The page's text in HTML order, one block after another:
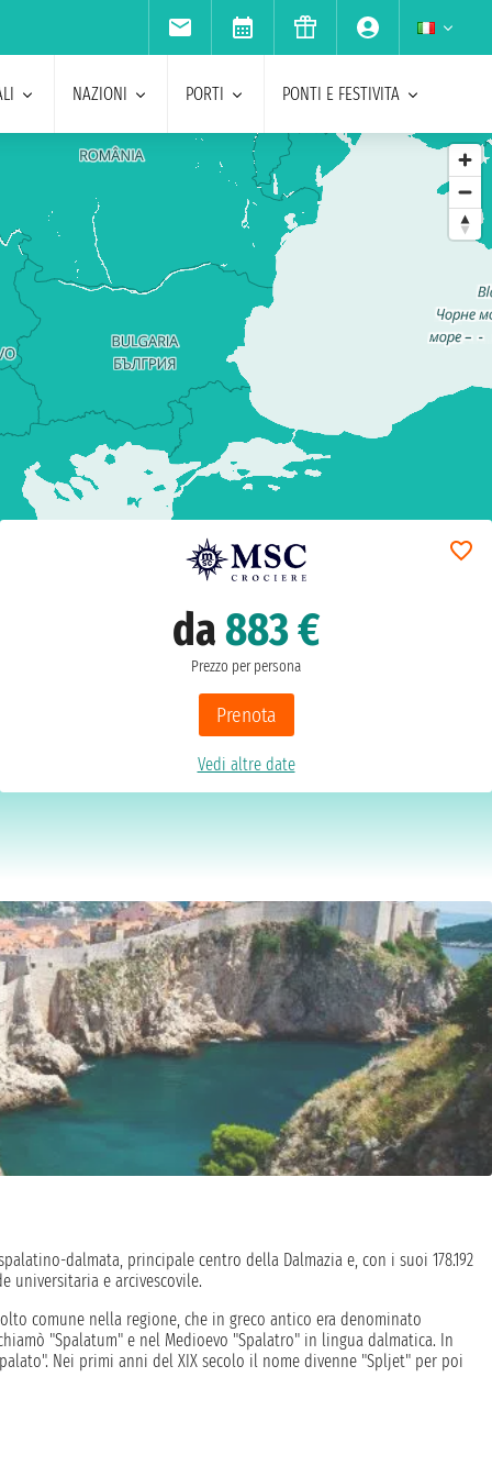
NAZIONI PORTI PONTI E FESTIVITA
da883 €
Prezzo per persona
Prenota
Vedi altre date
dalmata, principale centro della Dalmazia e, con i suoi 178.192
universitaria e arcivescovile.
comune nella regione, che in greco antico era denominato
"Spalatum" e nel Medioevo "Spalatro" in lingua dalmatica. In
Nei primi anni del XIX secolo il nome divenne "Spljet" per poi